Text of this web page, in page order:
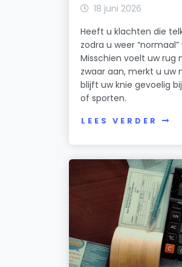
18 juni 2026
Heeft u klachten die
zodra u weer
Misschien voelt uw rug
zwaar aan, merkt u uw
blijft uw knie gevoelig
of sporten.
LEES VERDER